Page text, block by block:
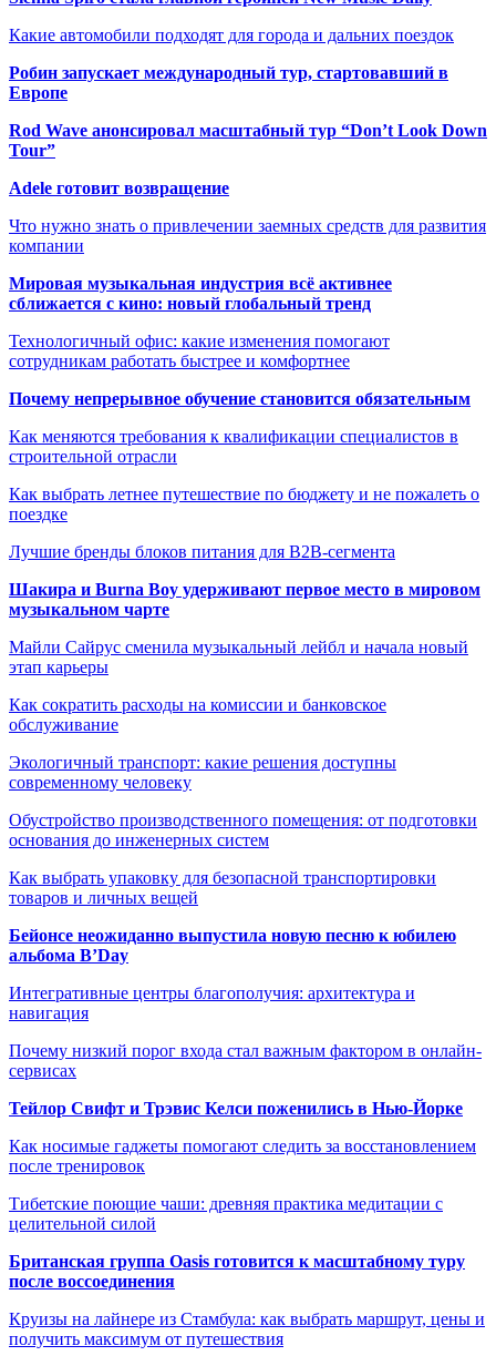
Какие автомобили подходят для города и дальних поездок
Робин запускает международный тур, стартовавший в
Европе
Rod Wave анонсировал масштабный тур “Don’t Look Down
Tour”
Adele готовит возвращение
Что нужно знать о привлечении заемных средств для развития
компании
Мировая музыкальная индустрия всё активнее
сближается с кино: новый глобальный тренд
Технологичный офис: какие изменения помогают
сотрудникам работать быстрее и комфортнее
Почему непрерывное обучение становится обязательным
Как меняются требования к квалификации специалистов в
строительной отрасли
Как выбрать летнее путешествие по бюджету и не пожалеть о
поездке
Лучшие бренды блоков питания для B2B-сегмента
Шакира и Burna Boy удерживают первое место в мировом
музыкальном чарте
Майли Сайрус сменила музыкальный лейбл и начала новый
этап карьеры
Как сократить расходы на комиссии и банковское
обслуживание
Экологичный транспорт: какие решения доступны
современному человеку
Обустройство производственного помещения: от подготовки
основания до инженерных систем
Как выбрать упаковку для безопасной транспортировки
товаров и личных вещей
Бейонсе неожиданно выпустила новую песню к юбилею
альбома B’Day
Интегративные центры благополучия: архитектура и
навигация
Почему низкий порог входа стал важным фактором в онлайн-
сервисах
Тейлор Свифт и Трэвис Келси поженились в Нью-Йорке
Как носимые гаджеты помогают следить за восстановлением
после тренировок
Тибетские поющие чаши: древняя практика медитации с
целительной силой
Британская группа Oasis готовится к масштабному туру
после воссоединения
Круизы на лайнере из Стамбула: как выбрать маршрут, цены и
получить максимум от путешествия